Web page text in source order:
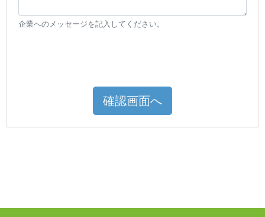
企業へのメッセージを記入してください。
確認画面へ